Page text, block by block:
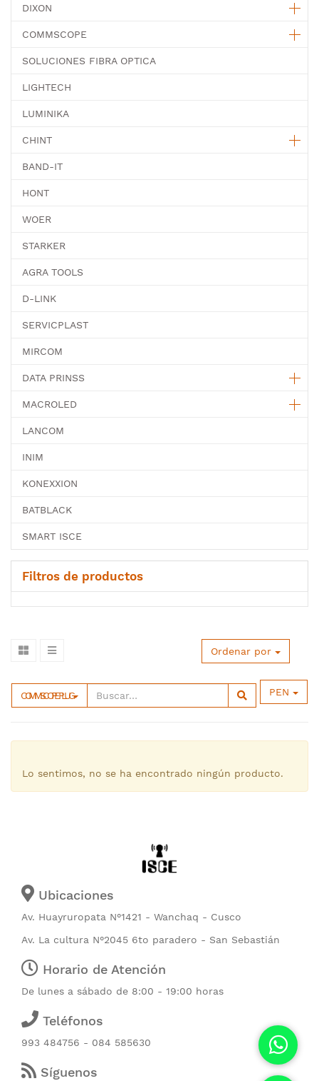
DIXON
COMMSCOPE
SOLUCIONES FIBRA OPTICA
LIGHTECH
LUMINIKA
CHINT
BAND-IT
HONT
WOER
STARKER
AGRA TOOLS
D-LINK
SERVICPLAST
MIRCOM
DATA PRINSS
MACROLED
LANCOM
INIM
KONEXXION
BATBLACK
SMART ISCE
Filtros de productos
COMMSCOPE PLUG PEN
Ordenar por
Lo sentimos, no se ha encontrado ningún producto.
Ubicaciones
Av. Huayruropata N°1421 - Wanchaq - Cusco
Av. La cultura N°2045 6to paradero - San Sebastián
Horario de Atención
De lunes a sábado de 8:00 - 19:00 horas
Teléfonos
993 484756 - 084 585630
Síguenos